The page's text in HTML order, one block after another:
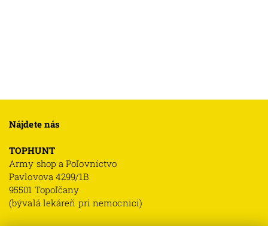
Nájdete nás
TOPHUNT
Army shop a Poľovníctvo
Pavlovova 4299/1B
95501 Topoľčany
(bývalá lekáreň pri nemocnici)